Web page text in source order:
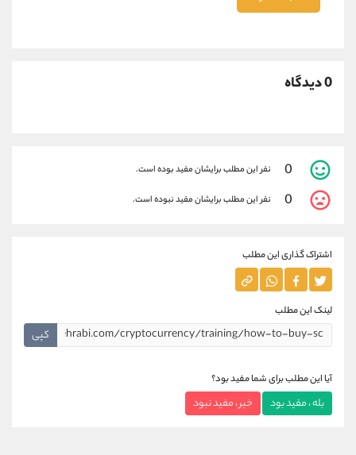
0 دیدگاه
0 نفر این مطلب برایشان مفید بوده است.
0 نفر این مطلب برایشان مفید نبوده است.
اشتراک گذاری این مطلب
لینک این مطلب
کپی
آیا این مطلب برای شما مفید بود؟
بله ، مفید بود خیر ، مفید نبود